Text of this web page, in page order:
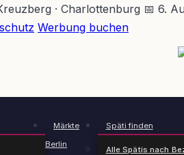
· Charlottenburg 📅 6.
Werbung buchen
Märkte
Berlin
Späti finden
Alle Spätis nach